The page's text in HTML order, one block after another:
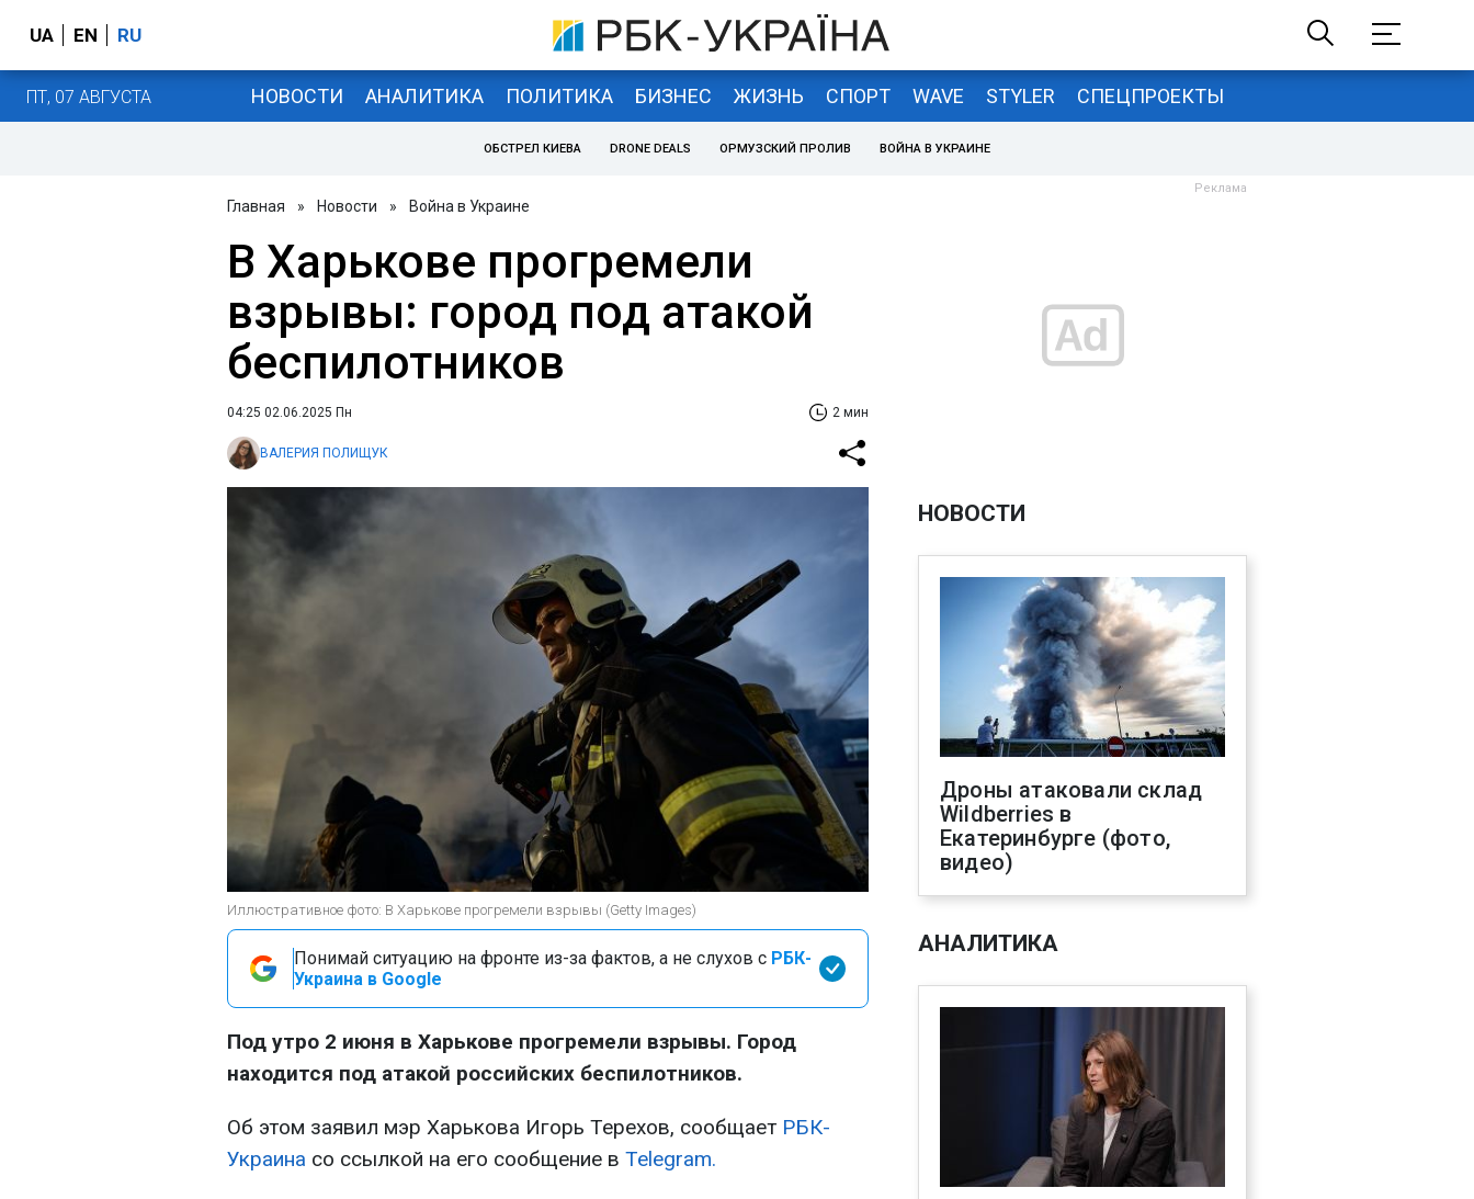
UA EN RU
ПТ, 07 АВГУСТА НОВОСТИ АНАЛИТИКА ПОЛИТИКА БИЗНЕС ЖИЗНЬ СПОРТ WAVE STYLER СПЕЦПРОЕКТЫ
ОБСТРЕЛ КИЕВА DRONE DEALS ОРМУЗСКИЙ ПРОЛИВ ВОЙНА В УКРАИНЕ
Главная » Новости » Война в Украине
В Харькове прогремели
взрывы: город под атакой
беспилотников
04:25 02.06.2025 Пн 2 мин
ВАЛЕРИЯ ПОЛИЩУК
Иллюстративное фото: В Харькове прогремели взрывы (Getty Images)
Понимай ситуацию на фронте из-за фактов, а не слухов с РБК-
Украина в Google
Под утро 2 июня в Харькове прогремели взрывы. Город
находится под атакой российских беспилотников.
Об этом заявил мэр Харькова Игорь Терехов, сообщает РБК-
Украина со ссылкой на его сообщение в Telegram.
НОВОСТИ
Дроны атаковали склад
Wildberries в
Екатеринбурге (фото,
видео)
АНАЛИТИКА